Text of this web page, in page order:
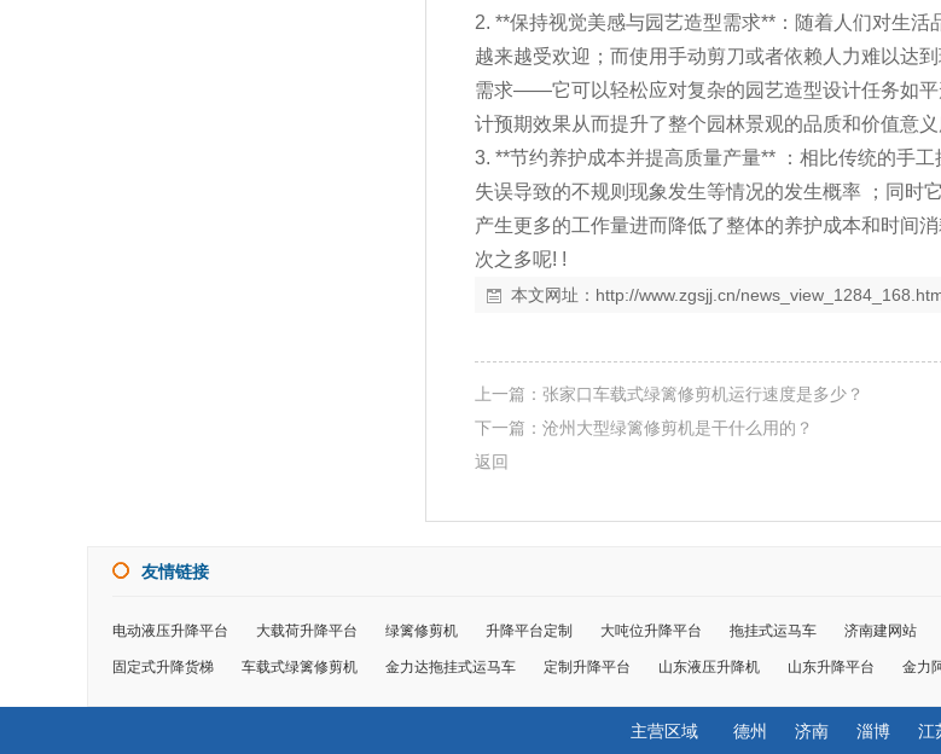
2. **保持视觉美感与园艺造型需求**：随着人们对生
越来越受欢迎；而使用手动剪刀或者依赖人力难以达
需求——它可以轻松应对复杂的园艺造型设计任务如
计预期效果从而提升了整个园林景观的品质和价值意义
3. **节约养护成本并提高质量产量** ：相比传统的手
失误导致的不规则现象发生等情况的发生概率 ；同时
产生更多的工作量进而降低了整体的养护成本和时间
次之多呢! !
本文网址： http://www.zgsjj.cn/
上一篇： 张家口车载式绿篱修剪机运行速度是多少？
下一篇： 沧州大型绿篱修剪机是干什么用的？
返回
友情链接
电动液压升降平台 大载荷升降平台 绿篱修剪机 升降平台定制 大吨位升降平台 拖挂式运马车 济南建网站
固定式升降货梯 车载式绿篱修剪机 金力达拖挂式运马车 定制升降平台 山东液压升降机 山东升降平台 金力
主营区域 德州 济南 淄博 江